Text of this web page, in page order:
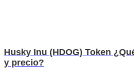
Husky Inu (HDOG) Token
y precio?